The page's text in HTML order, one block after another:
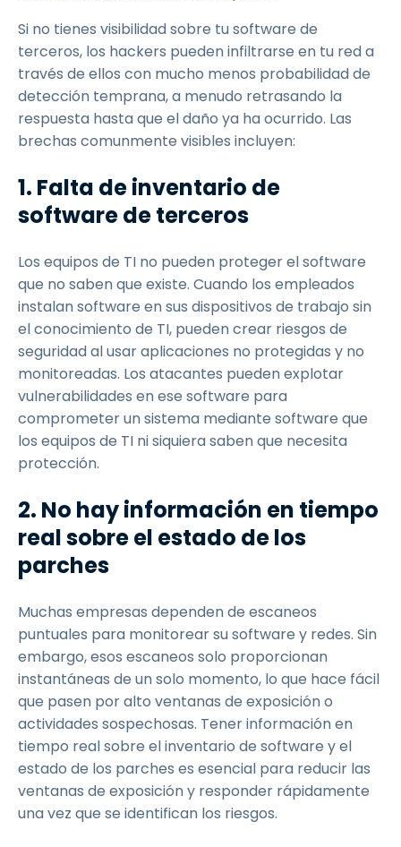
Si no tienes visibilidad sobre tu software de
terceros, los hackers pueden infiltrarse en tu red a
través de ellos con mucho menos probabilidad de
detección temprana, a menudo retrasando la
respuesta hasta que el daño ya ha ocurrido. Las
brechas comunmente visibles incluyen:
1. Falta de inventario de
software de terceros
Los equipos de TI no pueden proteger el software
que no saben que existe. Cuando los empleados
instalan software en sus dispositivos de trabajo sin
el conocimiento de TI, pueden crear riesgos de
seguridad al usar aplicaciones no protegidas y no
monitoreadas. Los atacantes pueden explotar
vulnerabilidades en ese software para
comprometer un sistema mediante software que
los equipos de TI ni siquiera saben que necesita
protección.
2. No hay información en tiempo
real sobre el estado de los
parches
Muchas empresas dependen de escaneos
puntuales para monitorear su software y redes. Sin
embargo, esos escaneos solo proporcionan
instantáneas de un solo momento, lo que hace fácil
que pasen por alto ventanas de exposición o
actividades sospechosas. Tener información en
tiempo real sobre el inventario de software y el
estado de los parches es esencial para reducir las
ventanas de exposición y responder rápidamente
una vez que se identifican los riesgos.